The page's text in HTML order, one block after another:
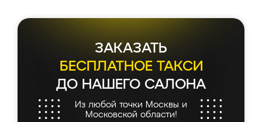
ЗАКАЗАТЬ
БЕСПЛАТНОЕ ТАКСИ
ДО НАШЕГО САЛОНА
Из любой точки Москвы и
Московской области!